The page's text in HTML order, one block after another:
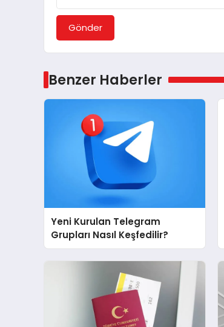
Gönder
Benzer Haberler
Yeni Kurulan Telegram
Grupları Nasıl Keşfedilir?